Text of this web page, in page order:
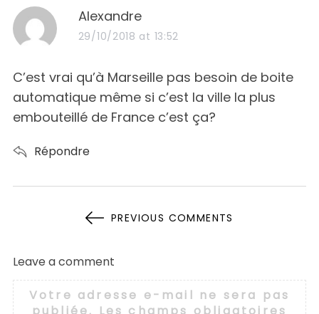
s
a
s
:
Alexandre
29/10/2018 at 13:52
C’est vrai qu’à Marseille pas besoin de boite
automatique même si c’est la ville la plus
embouteillé de France c’est ça?
Répondre
N
I
G
PREVIOUS COMMENTS
L
e
a
Leave a comment
Votre adresse e-mail ne sera pas
publiée. Les champs obligatoires